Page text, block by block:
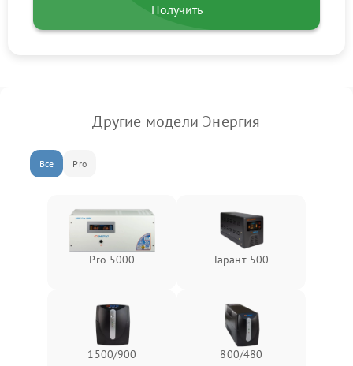
Получить
Другие модели Энергия
Все Pro
Pro 5000 Гарант 500
1500/900 800/480